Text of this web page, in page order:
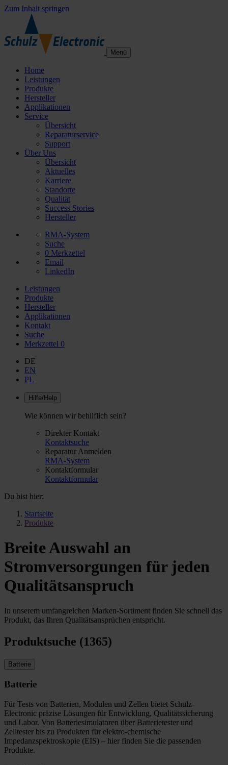
Zum Inhalt springen
Menü
Home
Leistungen
Produkte
Hersteller
Applikationen
Service
Übersicht
Reparaturservice
Support
Über Uns
Übersicht
Aktuelles
Karriere
Standorte
Qualität
Success Stories
Hersteller
RMA-System
Suche
0 Merkzettel
Email
LinkedIn
Leistungen
Produkte
Hersteller
Applikationen
Kontakt
Suche
Merkzettel 0
DE
EN
PL
Hilfe/Help
Wie können wir behilflich sein?
Direkter Kontakt
Kontaktsuche
Reparatur Anmelden
RMA-System
Kontaktformular
Kontaktformular
Du bist hier:
Startseite
Produkte
Breite Auswahl an
Stromversorgungen für jeden
Qualitätsanspruch
In unserem umfangreichen Marken-Sortiment finden Sie schnell das
Produkt, das Ihren Qualitätsansprüchen entspricht.
Produktsuche (1365)
Batterie
Batterie
Für Tests von Batterien, Modulen und Zellen bietet Schulz-
Electronic präzise Lösungen für Entwicklung, Qualitätssicherung
und Labor. Von Batteriesimulatoren über Batterietester und
Zelltester bis zu Produkten für elektro-chemische
Impedanzspektroskopie (EIS) – hier finden Sie die passenden
Produkte.